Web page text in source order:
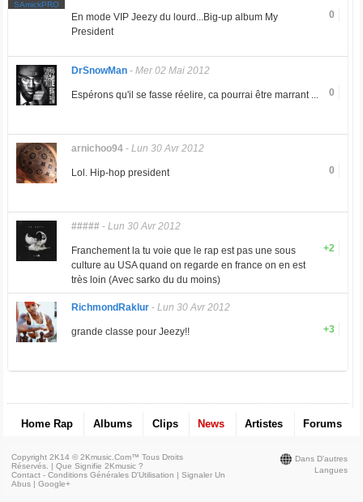
0
En mode VIP Jeezy du lourd...Big-up album My
President
DrSnowMan- Mer 02 Mai 2012
0
Espérons qu'il se fasse réelire, ca pourrai être marrant ...
arnichoo94- Lun 30 Avr 2012
0
Lol. Hip-hop president
#####- Lun 30 Avr 2012
+2
Franchement la tu voie que le rap est pas une sous
culture au USA quand on regarde en france on en est
très loin (Avec sarko du du moins)
RichmondRaklur- Lun 30 Avr 2012
+3
grande classe pour Jeezy!!
Home Rap Albums Clips News Artistes Forums
Dans D'autres
Langues
Copyright 2K14 © 2Kmusic.com™Tous Droits
Réservés . |Que Signifie 2Kmusic ?
Contact - Conditions Générales D'Utilisation |Signaler Un
Abus |Google+